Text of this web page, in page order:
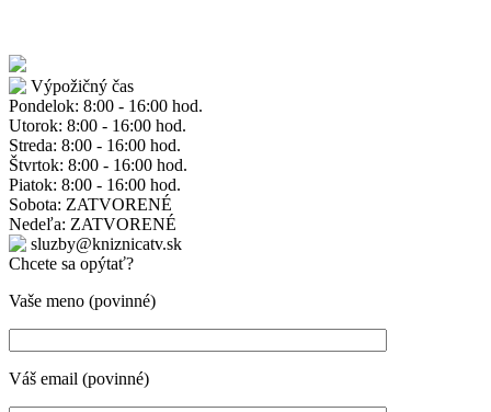
Výpožičný čas
Pondelok: 8:00 - 16:00 hod.
Utorok: 8:00 - 16:00 hod.
Streda: 8:00 - 16:00 hod.
Štvrtok: 8:00 - 16:00 hod.
Piatok: 8:00 - 16:00 hod.
Sobota: ZATVORENÉ
Nedeľa: ZATVORENÉ
sluzby@kniznicatv.sk
Chcete sa opýtať?
Vaše meno (povinné)
Váš email (povinné)